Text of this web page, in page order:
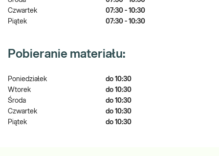
Czwartek
07:30 - 10:30
Piątek
07:30 - 10:30
Pobieranie materiału:
Poniedziałek
do 10:30
Wtorek
do 10:30
Środa
do 10:30
Czwartek
do 10:30
Piątek
do 10:30